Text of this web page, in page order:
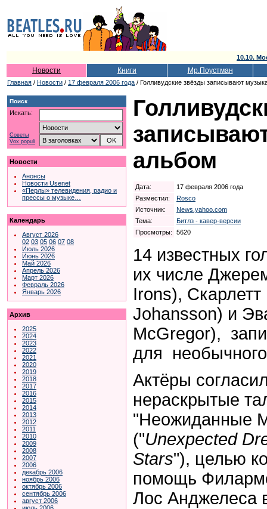
10.10.
Новости Книги Мр.Поустман
Главная / Новости / 17 февраля 2006 года / Голливудские звёзды записывают
Поиск
Искать:
Советы
Vox populi
Новости
Анонсы
Новости Usenet
«Перлы» телевидения, радио и
прессы о музыке…
Календарь
Август 2026
02 03 05 06 07 08
Июль 2026
Июнь 2026
Май 2026
Апрель 2026
Март 2026
Февраль 2026
Январь 2026
Архив
2025
2024
2023
2022
2021
2020
2019
2018
2017
2016
2015
2014
2013
2012
2011
2010
2009
2008
2007
2006
декабрь 2006
ноябрь 2006
октябрь 2006
сентябрь 2006
август 2006
альбом
Дата:
17 февраля 2006 года
Разместил:
Rosco
Источник:
News.yahoo.com
Тема:
Битлз - кавер-версии
Просмотры:
5620
14 известных
их числе
Irons),
Johansson) и
McGregor),
для
Актёры
нераскрытые
"Неожиданные
("Unexpected
Stars"), целью
помощь
Лос Анджелеса